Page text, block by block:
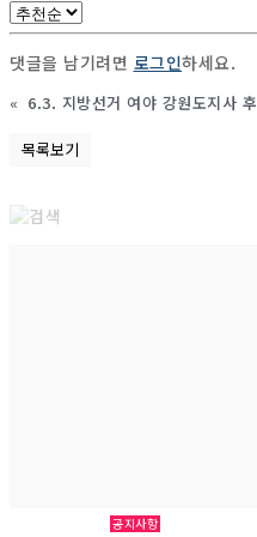
댓글을 남기려면 로그인하세요.
« 6.3. 지방선거 여야 강원도지사
목록보기
공지사항